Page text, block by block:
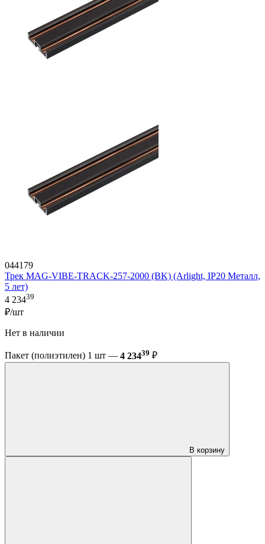
044179
Трек MAG-VIBE-TRACK-257-2000 (BK) (Arlight, IP20 Металл,
5 лет)
4 23439
₽/шт
Нет в наличии
Пакет (полиэтилен) 1 шт — 4 23439 ₽
В корзину